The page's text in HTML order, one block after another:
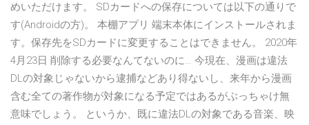
めいただけます。 SDカードへの保存については以下の通りで
す(Androidの方)。 本棚アプリ 端末本体にインストールされま
す。保存先をSDカードに変更することはできません。 2020年
4月23日 削除する必要なんてないのに… 今現在、漫画は違法
DLの対象じゃないから逮捕などあり得ないし、来年から漫画
含む全ての著作物が対象になる予定ではあるがぶっちゃけ無
意味でしょう。 というか、既に違法DLの対象である音楽、映